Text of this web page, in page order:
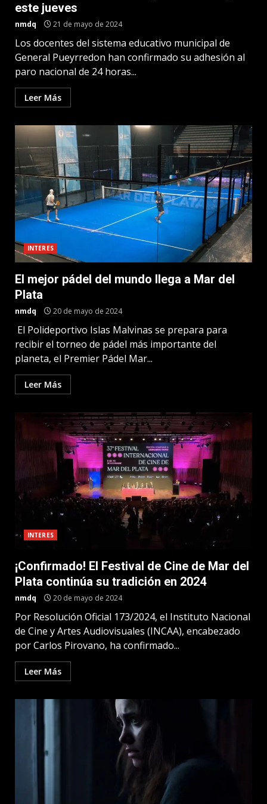
este jueves
nmdq 21 de mayo de 2024
Los docentes del sistema educativo municipal de
General Pueyrredon han confirmado su adhesión al
paro nacional de 24 horas...
Leer Más
INTERES
El mejor pádel del mundo llega a Mar del
Plata
nmdq 20 de mayo de 2024
El Polideportivo Islas Malvinas se prepara para
recibir el torneo de pádel más importante del
planeta, el Premier Pádel Mar...
Leer Más
INTERES
¡Confirmado! El Festival de Cine de Mar del
Plata continúa su tradición en 2024
nmdq 20 de mayo de 2024
Por Resolución Oficial 173/2024, el Instituto Nacional
de Cine y Artes Audiovisuales (INCAA), encabezado
por Carlos Pirovano, ha confirmado...
Leer Más